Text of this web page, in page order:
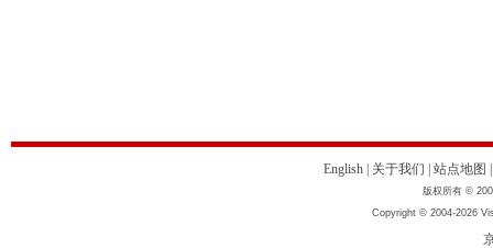
English 关于我们 站点地图
版权所有 ©
Copyright © 2004-2026